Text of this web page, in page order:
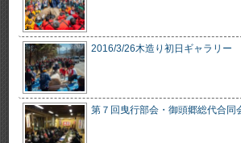
2016/3/26木造り初日ギャラリー
第７回曳行部会・御頭郷総代合同